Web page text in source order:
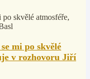
mi po skvělé
v rozhovoru Jiří